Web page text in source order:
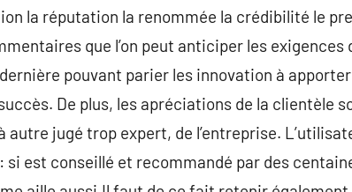
la réputation la renommée la crédibilité le
que l’on peut anticiper les exigences
pouvant parier les innovation à
De plus, les apréciations de la clientèle
autre jugé trop expert, de l’entreprise.
si est conseillé et recommandé par des